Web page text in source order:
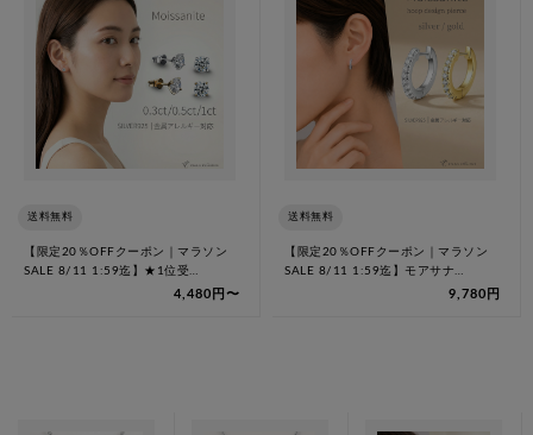
送料無料
【限定20％OFFクーポン｜マラソン
SALE 8/11 1:59迄】★1位受…
4,480円〜
送料無料
【限定20％OFFクーポン｜マラソン
SALE 8/11 1:59迄】モアサナ…
9,780円